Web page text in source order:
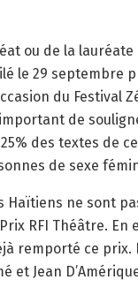
ou de la lauréate
le 29 septembre
du Festival
de
des textes de
de sexe
Haïtiens ne sont
RFI Théâtre. En
remporté ce prix.
et Jean